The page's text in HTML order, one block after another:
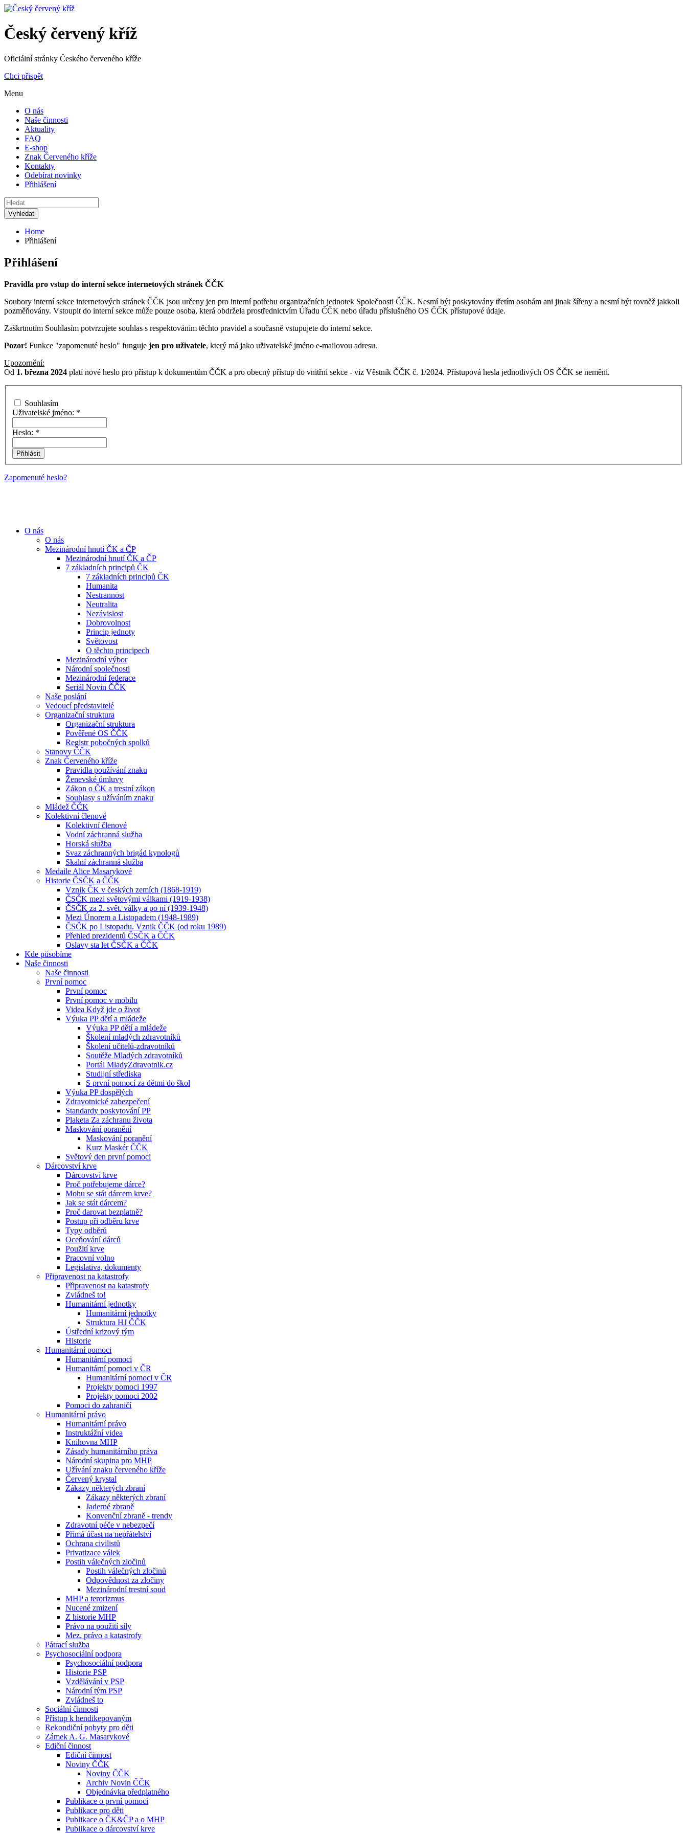
Český červený kříž
Oficiální stránky Českého červeného kříže
Chci přispět
Menu
O nás
Naše činnosti
Aktuality
FAQ
E-shop
Znak Červeného kříže
Kontakty
Odebírat novinky
Přihlášení
Home
Přihlášení
Přihlášení
Pravidla pro vstup do interní sekce internetových stránek ČČK
Soubory interní sekce internetových stránek ČČK jsou určeny jen pro interní potřebu organizačních jednotek Společnosti ČČK. Nesmí být poskytovány třetím osobám ani jinak šířeny a nesmí být rovněž jakkoli
pozměňovány. Vstoupit do interní sekce může pouze osoba, která obdržela prostřednictvím Úřadu ČČK nebo úřadu příslušného OS ČČK přístupové údaje.
Zaškrtnutím Souhlasím potvrzujete souhlas s respektováním těchto pravidel a současně vstupujete do interní sekce.
Pozor! Funkce "zapomenuté heslo" funguje jen pro uživatele, který má jako uživatelské jméno e-mailovou adresu.
Upozornění:
Od 1. března 2024 platí nové heslo pro přístup k dokumentům ČČK a pro obecný přístup do vnitřní sekce - viz Věstník ČČK č. 1/2024. Přístupová hesla jednotlivých OS ČČK se nemění.
Souhlasím
Uživatelské jméno: *
Heslo: *
Zapomenuté heslo?
O nás
O nás
Mezinárodní hnutí ČK a ČP
Mezinárodní hnutí ČK a ČP
7 základních principů ČK
7 základních principů ČK
Humanita
Nestrannost
Neutralita
Nezávislost
Dobrovolnost
Princip jednoty
Světovost
O těchto principech
Mezinárodní výbor
Národní společnosti
Mezinárodní federace
Seriál Novin ČČK
Naše poslání
Vedoucí představitelé
Organizační struktura
Organizační struktura
Pověřené OS ČČK
Registr pobočných spolků
Stanovy ČČK
Znak Červeného kříže
Pravidla používání znaku
Ženevské úmluvy
Zákon o ČK a trestní zákon
Souhlasy s užíváním znaku
Mládež ČČK
Kolektivní členové
Kolektivní členové
Vodní záchranná služba
Horská služba
Svaz záchranných brigád kynologů
Skalní záchranná služba
Medaile Alice Masarykové
Historie ČSČK a ČČK
Vznik ČK v českých zemích (1868-1919)
ČSČK mezi světovými válkami (1919-1938)
ČSČK za 2. svět. války a po ní (1939-1948)
Mezi Únorem a Listopadem (1948-1989)
ČSČK po Listopadu. Vznik ČČK (od roku 1989)
Přehled prezidentů ČSČK a ČČK
Oslavy sta let ČSČK a ČČK
Kde působíme
Naše činnosti
Naše činnosti
První pomoc
První pomoc
První pomoc v mobilu
Videa Když jde o život
Výuka PP dětí a mládeže
Výuka PP dětí a mládeže
Školení mladých zdravotníků
Školení učitelů-zdravotníků
Soutěže Mladých zdravotníků
Portál MladyZdravotnik.cz
Studijní střediska
S první pomocí za dětmi do škol
Výuka PP dospělých
Zdravotnické zabezpečení
Standardy poskytování PP
Plaketa Za záchranu života
Maskování poranění
Maskování poranění
Kurz Maskér ČČK
Světový den první pomoci
Dárcovství krve
Dárcovství krve
Proč potřebujeme dárce?
Mohu se stát dárcem krve?
Jak se stát dárcem?
Proč darovat bezplatně?
Postup při odběru krve
Typy odběrů
Oceňování dárců
Použití krve
Pracovní volno
Legislativa, dokumenty
Připravenost na katastrofy
Připravenost na katastrofy
Zvládneš to!
Humanitární jednotky
Humanitární jednotky
Struktura HJ ČČK
Ústřední krizový tým
Historie
Humanitární pomoci
Humanitární pomoci
Humanitární pomoci v ČR
Humanitární pomoci v ČR
Projekty pomoci 1997
Projekty pomoci 2002
Pomoci do zahraničí
Humanitární právo
Humanitární právo
Instruktážní videa
Knihovna MHP
Zásady humanitárního práva
Národní skupina pro MHP
Užívání znaku červeného kříže
Červený krystal
Zákazy některých zbraní
Zákazy některých zbraní
Jaderné zbraně
Konvenční zbraně - trendy
Zdravotní péče v nebezpečí
Přímá účast na nepřátelství
Ochrana civilistů
Privatizace válek
Postih válečných zločinů
Postih válečných zločinů
Odpovědnost za zločiny
Mezinárodní trestní soud
MHP a terorizmus
Nucené zmizení
Z historie MHP
Právo na použití síly
Mez. právo a katastrofy
Pátrací služba
Psychosociální podpora
Psychosociální podpora
Historie PSP
Vzdělávání v PSP
Národní tým PSP
Zvládneš to
Sociální činnosti
Přístup k hendikepovaným
Rekondiční pobyty pro děti
Zámek A. G. Masarykové
Ediční činnost
Ediční činnost
Noviny ČČK
Noviny ČČK
Archiv Novin ČČK
Objednávka předplatného
Publikace o první pomoci
Publikace pro děti
Publikace o ČK&ČP a o MHP
Publikace o dárcovství krve